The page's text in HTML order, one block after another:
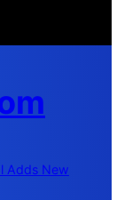
Adds New